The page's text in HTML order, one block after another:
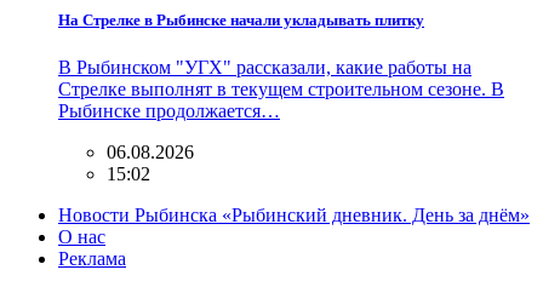
На Стрелке в Рыбинске начали укладывать плитку
В Рыбинском "УГХ" рассказали, какие работы на
Стрелке выполнят в текущем строительном сезоне. В
Рыбинске продолжается…
06.08.2026
15:02
Новости Рыбинска «Рыбинский дневник. День за днём»
О нас
Реклама